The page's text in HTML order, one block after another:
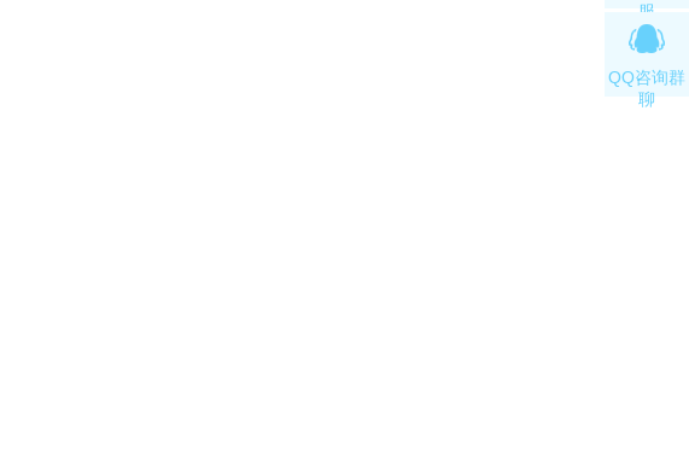
服
QQ咨询群
聊